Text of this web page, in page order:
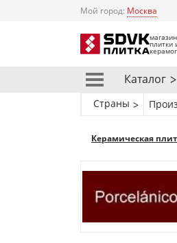
Мой город: Москва
плитки
Каталог
Страны
Керамическая